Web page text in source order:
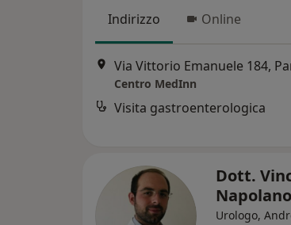
Indirizzo Online
Via Vittorio Emanuele 184,
Centro MedInn
Visita gastroenterologica
Dott.
Napolano
Urologo,